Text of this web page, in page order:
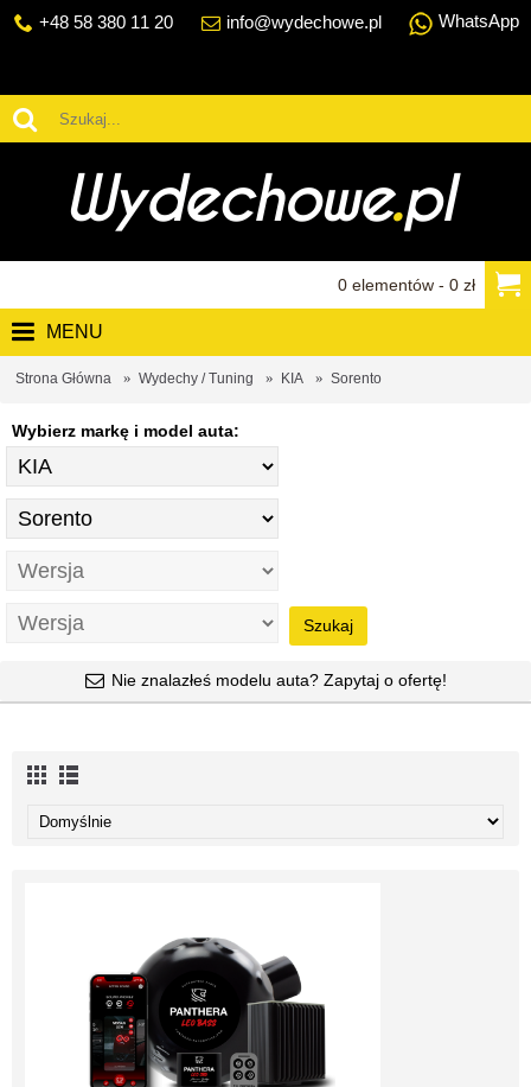
+48 58 380 11 20 info@wydechowe.pl WhatsApp
0 elementów - 0 zł
MENU
Strona Główna Wydechy / Tuning KIA Sorento
Wybierz markę i model auta:
Szukaj
Nie znalazłeś modelu auta? Zapytaj o ofertę!